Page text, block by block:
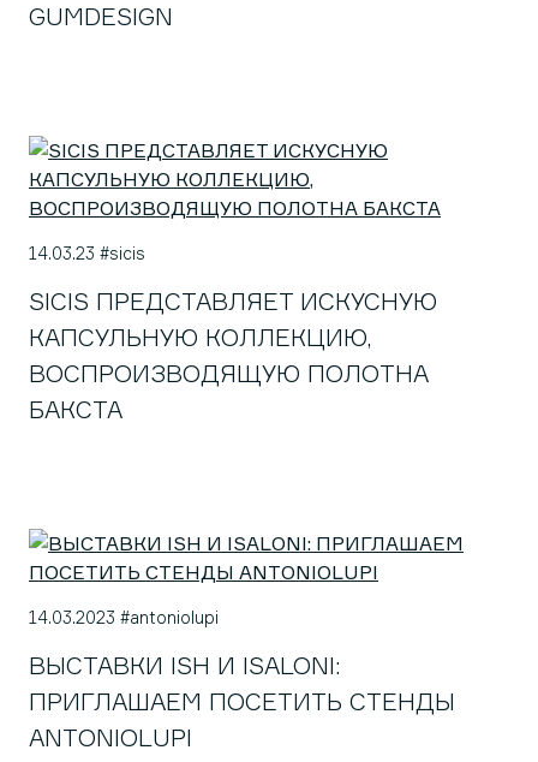
GUMDESIGN
14.03.23 #sicis
SICIS ПРЕДСТАВЛЯЕТ ИСКУСНУЮ
КАПСУЛЬНУЮ КОЛЛЕКЦИЮ,
ВОСПРОИЗВОДЯЩУЮ ПОЛОТНА
БАКСТА
14.03.2023 #antoniolupi
ВЫСТАВКИ ISH И ISALONI:
ПРИГЛАШАЕМ ПОСЕТИТЬ СТЕНДЫ
ANTONIOLUPI